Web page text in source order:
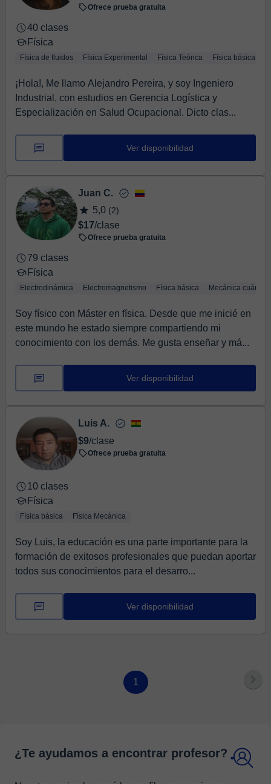
Ofrece prueba gratuita
40 clases
Física
Física de fluidos Física Experimental Física Teórica Física básica
¡Hola!, Me llamo Alejandro Pereira, y soy Ingeniero
Industrial, con estudios en Gerencia Logística y
Especialización en Salud Ocupacional. Dicto clas...
Ver disponibilidad
Juan C.
5,0 (2)
$17/clase
Ofrece prueba gratuita
79 clases
Física
Electrodinámica Electromagnetismo Física básica Mecánica cuántica
Soy físico con Máster en física. Desde que me inicié en
este mundo he estado siempre compartiendo mi
conocimiento con los demás. Me gusta enseñar y má...
Ver disponibilidad
Luis A.
$9/clase
Ofrece prueba gratuita
10 clases
Física
Física básica Física Mecánica
Soy Luis, la educación es una parte importante para la
formación de exitosos profesionales que puedan aportar
todos sus conocimientos para el desarro...
Ver disponibilidad
1
¿Te ayudamos a encontrar profesor?